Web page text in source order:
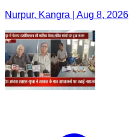
Nurpur, Kangra | Aug 8, 2026